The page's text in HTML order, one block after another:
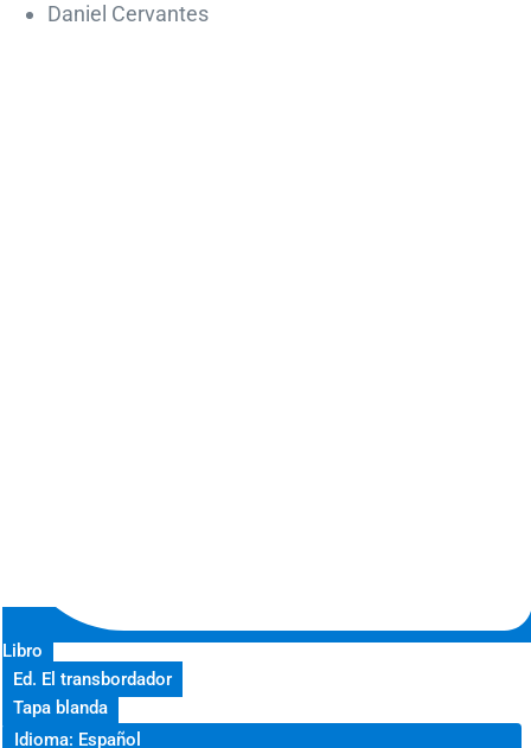
Daniel Cervantes
Libro
Ed. El transbordador
Tapa blanda
Idioma: Español